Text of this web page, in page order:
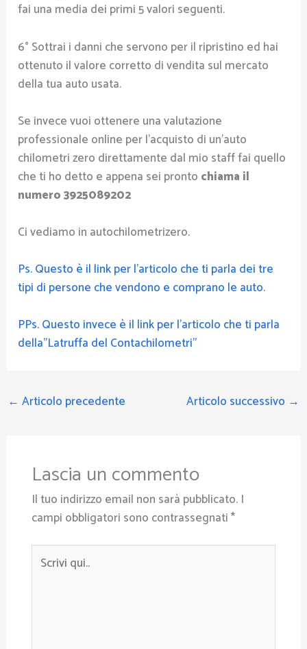
fai una media dei primi 5 valori seguenti.
6° Sottrai i danni che servono per il ripristino ed hai
ottenuto il valore corretto di vendita sul mercato
della tua auto usata.
Se invece vuoi ottenere una valutazione
professionale online per l’acquisto di un’auto
chilometri zero direttamente dal mio staff fai quello
che ti ho detto e appena sei pronto chiama il
numero 3925089202
Ci vediamo in autochilometrizero.
Ps. Questo è il link per l’articolo che ti parla dei tre
tipi di persone che vendono e comprano le auto.
PPs. Questo invece è il link per l’articolo che ti parla
della”Latruffa del Contachilometri”
← Articolo precedente Articolo successivo →
Lascia un commento
Il tuo indirizzo email non sarà pubblicato. I
campi obbligatori sono contrassegnati*
qui..